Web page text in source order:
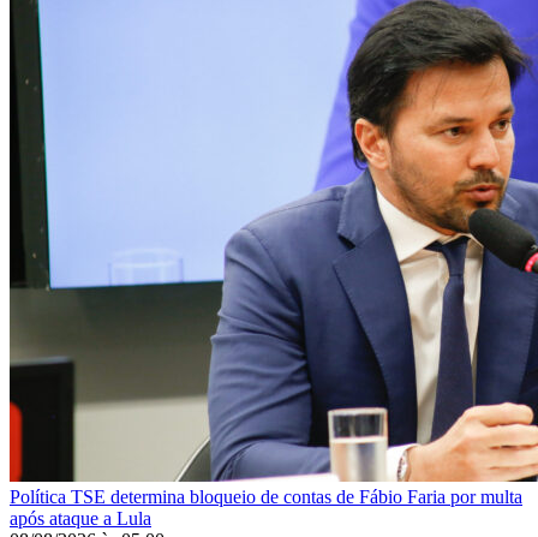
Política TSE determina bloqueio de contas de Fábio Faria por multa
após ataque a Lula